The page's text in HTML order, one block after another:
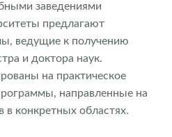
заведениями
предлагают
ведущие к получению
и доктора наук.
на практическое
направленные на
в конкретных областях.